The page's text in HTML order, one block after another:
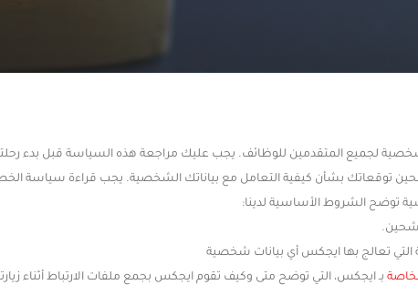
لجميع المتقدمين للوظائف. يجب عليك مراجعة هذه السياسة قبل بدء
توقعاتك بشأن كيفية التعامل مع بياناتك الشخصية. يجب قراءة سياسة
توضح الشروط الأساسية لدينا:
التي تعالج بها ايجكس أي بيانات شخصية
بـ ايجكس، التي توضح متى وكيف تقوم ايجكس بجمع ملفات الارتباط أثناء